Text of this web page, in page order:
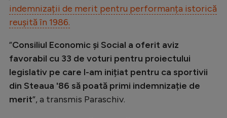
Tenis
Handbal
Natație
Formula 1
Gimnastică
indemnizații de merit pentru performanța istorică
reușită în 1986.
”Consiliul Economic și Social a oferit aviz
favorabil cu 33 de voturi pentru proiectului
legislativ pe care l-am inițiat pentru ca sportivii
din Steaua '86 să poată primi indemnizație de
merit”, a transmis Paraschiv.